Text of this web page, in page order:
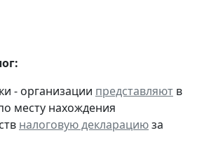
- организации представляют в
месту нахождения
налоговую декларациюза